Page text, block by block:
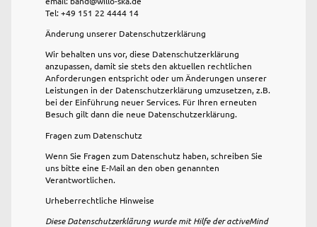
Tel: +49 151 22 4444 14
Änderung unserer Datenschutzerklärung
Wir behalten uns vor, diese Datenschutzerklärung
anzupassen, damit sie stets den aktuellen rechtlichen
Anforderungen entspricht oder um Änderungen unserer
Leistungen in der Datenschutzerklärung umzusetzen, z.B.
bei der Einführung neuer Services. Für Ihren erneuten
Besuch gilt dann die neue Datenschutzerklärung.
Fragen zum Datenschutz
Wenn Sie Fragen zum Datenschutz haben, schreiben Sie
uns bitte eine E-Mail an den oben genannten
Verantwortlichen.
Urheberrechtliche Hinweise
Diese Datenschutzerklärung wurde mit Hilfe der activeMind